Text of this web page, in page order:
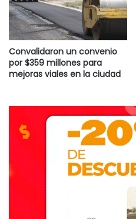
Convalidaron un convenio
por $359 millones para
mejoras viales en la ciudad